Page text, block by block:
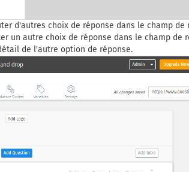
d'autres choix de réponse dans le champ de
un autre choix de réponse dans le champ de
de l'autre option de réponse.